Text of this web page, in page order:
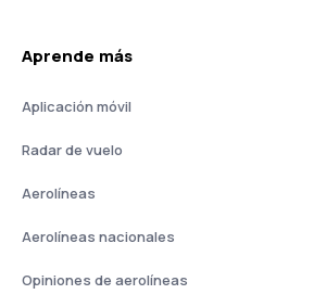
Aprende más
Aplicación móvil
Radar de vuelo
Aerolíneas
Aerolíneas nacionales
Opiniones de aerolíneas